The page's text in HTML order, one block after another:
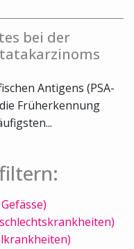
bei der
Antigens (PSA-
Früherkennung